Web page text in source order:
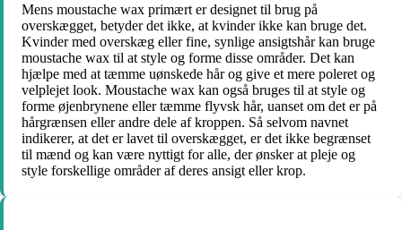
Mens moustache wax primært er designet til brug på
overskægget, betyder det ikke, at kvinder ikke kan bruge det.
Kvinder med overskæg eller fine, synlige ansigtshår kan bruge
moustache wax til at style og forme disse områder. Det kan
hjælpe med at tæmme uønskede hår og give et mere poleret og
velplejet look. Moustache wax kan også bruges til at style og
forme øjenbrynene eller tæmme flyvsk hår, uanset om det er på
hårgrænsen eller andre dele af kroppen. Så selvom navnet
indikerer, at det er lavet til overskægget, er det ikke begrænset
til mænd og kan være nyttigt for alle, der ønsker at pleje og
style forskellige områder af deres ansigt eller krop.